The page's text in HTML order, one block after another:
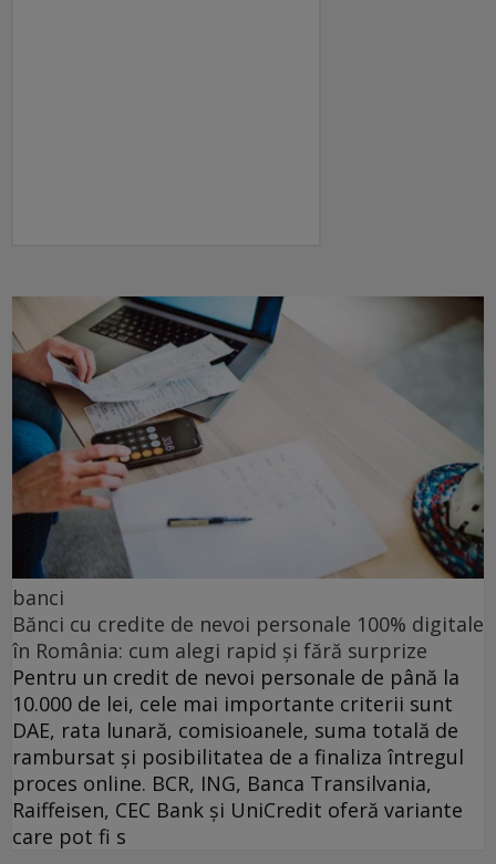
banci
Bănci cu credite de nevoi personale 100% digitale
în România: cum alegi rapid și fără surprize
Pentru un credit de nevoi personale de până la
10.000 de lei, cele mai importante criterii sunt
DAE, rata lunară, comisioanele, suma totală de
rambursat și posibilitatea de a finaliza întregul
proces online. BCR, ING, Banca Transilvania,
Raiffeisen, CEC Bank și UniCredit oferă variante
care pot fi s